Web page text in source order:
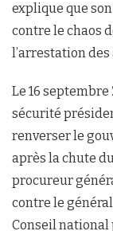
explique que
contre le chaos
l’arrestation
Le 16
sécurité
renverser le
après la chute
procureur
contre le
Conseil